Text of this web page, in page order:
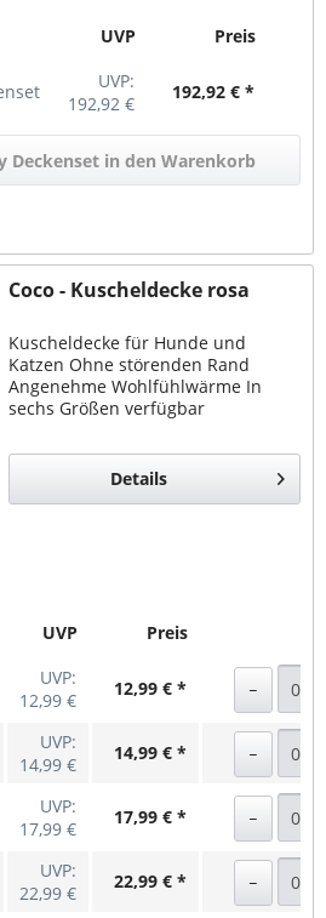
UVP Preis
UVP:
192,92 €
192,92 € *
Deckenset in den Warenkorb
Coco - Kuscheldecke rosa
Kuscheldecke für Hunde und
Katzen Ohne störenden Rand
Angenehme Wohlfühlwärme In
sechs Größen verfügbar
Details
UVP Preis
UVP:
12,99 €
12,99 € *
UVP:
14,99 €
14,99 € *
UVP:
17,99 €
17,99 € *
UVP:
22,99 €
22,99 € *